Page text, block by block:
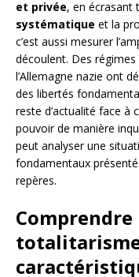
et privée, en écrasant
systématique et la
c’est aussi mesurer
découlent. Des régimes
l’Allemagne nazie ont
des libertés
reste d’actualité face à
pouvoir de manière
peut analyser une
fondamentaux
repères.